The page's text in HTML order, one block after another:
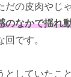
の皮肉やじ
のなかで揺れ
回です。
としていたこ